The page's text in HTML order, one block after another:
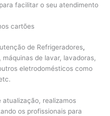
facilitar o seu atendimento
de Refrigeradores,
de lavar, lavadoras,
eletrodomésticos como
realizamos
os profissionais para